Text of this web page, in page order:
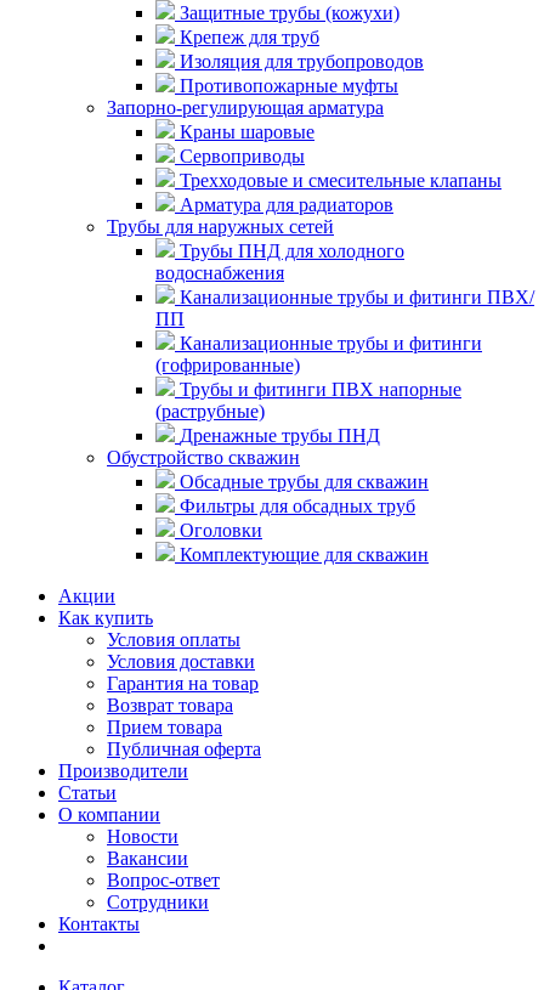
Защитные трубы (кожухи)
Крепеж для труб
Изоляция для трубопроводов
Противопожарные муфты
Запорно-регулирующая арматура
Краны шаровые
Сервоприводы
Трехходовые и смесительные клапаны
Арматура для радиаторов
Трубы для наружных сетей
Трубы ПНД для холодного
водоснабжения
Канализационные трубы и фитинги ПВХ/
ПП
Канализационные трубы и фитинги
(гофрированные)
Трубы и фитинги ПВХ напорные
(раструбные)
Дренажные трубы ПНД
Обустройство скважин
Обсадные трубы для скважин
Фильтры для обсадных труб
Оголовки
Комплектующие для скважин
Акции
Как купить
Условия оплаты
Условия доставки
Гарантия на товар
Возврат товара
Прием товара
Публичная оферта
Производители
Статьи
О компании
Новости
Вакансии
Вопрос-ответ
Сотрудники
Контакты